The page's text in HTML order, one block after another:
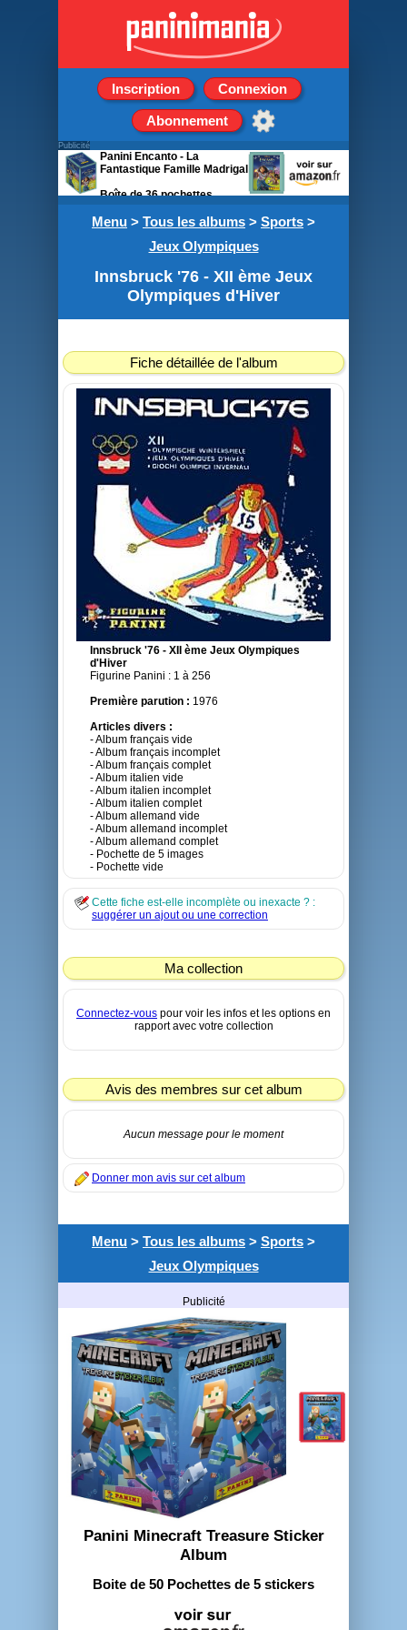
Inscription Connexion
Abonnement
Menu > Tous les albums > Sports >
Jeux Olympiques
Innsbruck '76 - XII ème Jeux
Olympiques d'Hiver
Fiche détaillée de l'album
Innsbruck '76 - XII ème Jeux Olympiques
d'Hiver
Figurine Panini : 1 à 256
Première parution : 1976
Articles divers :
- Album français vide
- Album français incomplet
- Album français complet
- Album italien vide
- Album italien incomplet
- Album italien complet
- Album allemand vide
- Album allemand incomplet
- Album allemand complet
- Pochette de 5 images
- Pochette vide
Cette fiche est-elle incomplète ou inexacte ? :
suggérer un ajout ou une correction
Ma collection
Connectez-vous pour voir les infos et les options en
rapport avec votre collection
Avis des membres sur cet album
Aucun message pour le moment
Donner mon avis sur cet album
Menu > Tous les albums > Sports >
Jeux Olympiques
Publicité
Panini Minecraft Treasure Sticker
Album
Boite de 50 Pochettes de 5 stickers
Publicité
Panini Encanto - La
Fantastique Famille Madrigal
Boîte de 36 pochettes